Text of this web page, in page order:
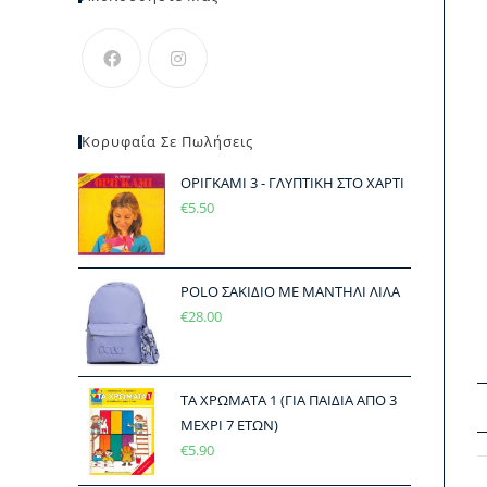
Κορυφαία Σε Πωλήσεις
ΟΡΙΓΚΑΜΙ 3 - ΓΛΥΠΤΙΚΗ ΣΤΟ ΧΑΡΤΙ
€5.50
POLO ΣΑΚΙΔΙΟ ΜΕ ΜΑΝΤΗΛΙ ΛΙΛΑ
€28.00
ΤΑ ΧΡΩΜΑΤΑ 1 (ΓΙΑ ΠΑΙΔΙΑ ΑΠΟ 3
ΜΕΧΡΙ 7 ΕΤΩΝ)
€5.90